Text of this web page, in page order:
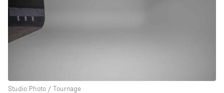
Studio Photo / Tournage